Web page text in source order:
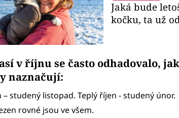
Jaká bude
kočku, ta už
v říjnu se často odhadovalo,
naznačují:
– studený listopad. Teplý říjen - studený únor.
rovné jsou ve všem.